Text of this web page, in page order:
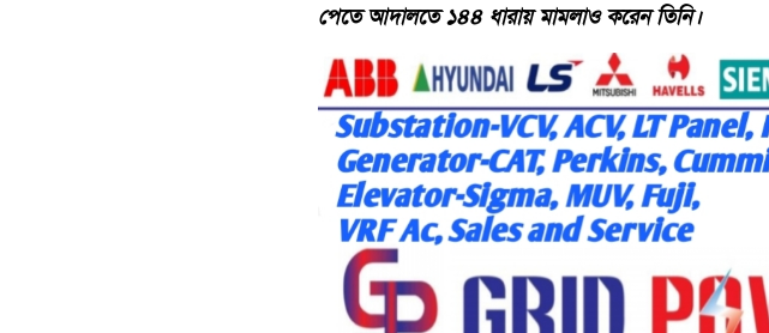
পেতে আদালতে ১৪৪ ধারায় মামলাও করেন তিনি।